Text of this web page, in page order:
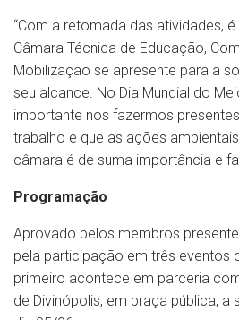
“Com a retomada das atividades,
Câmara Técnica de Educação,
Mobilização se apresente para a
seu alcance. No Dia Mundial do
importante nos fazermos
trabalho e que as ações
câmara é de suma importância e
Programação
Aprovado pelos membros
pela participação em três eventos
primeiro acontece em parceria
de Divinópolis, em praça pública, a